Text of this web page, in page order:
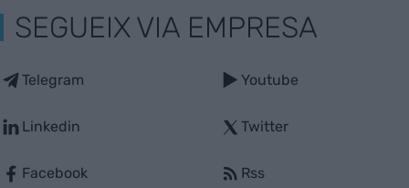
SEGUEIX VIA EMPRESA
Telegram
Linkedin
Facebook
Youtube
Twitter
Rss